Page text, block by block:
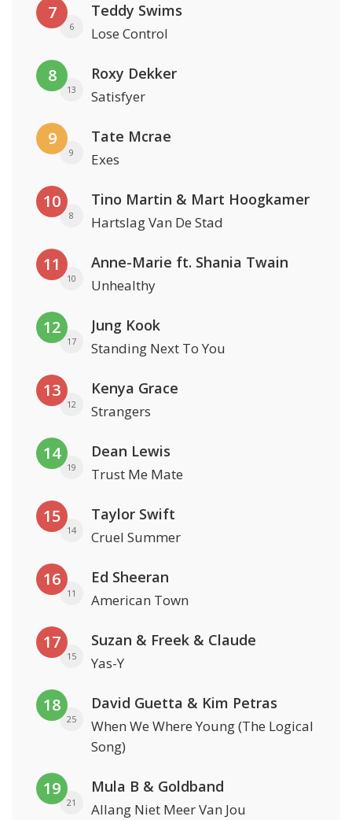
7
6
Teddy Swims
Lose Control
8
13
Roxy Dekker
Satisfyer
9
9
Tate Mcrae
Exes
10
8
Tino Martin & Mart Hoogkamer
Hartslag Van De Stad
11
10
Anne-Marie ft. Shania Twain
Unhealthy
12
17
Jung Kook
Standing Next To You
13
12
Kenya Grace
Strangers
14
19
Dean Lewis
Trust Me Mate
15
14
Taylor Swift
Cruel Summer
16
11
Ed Sheeran
American Town
17
15
Suzan & Freek & Claude
Yas-Y
18
25
David Guetta & Kim Petras
When We Where Young (The Logical
Song)
19
21
Mula B & Goldband
Allang Niet Meer Van Jou